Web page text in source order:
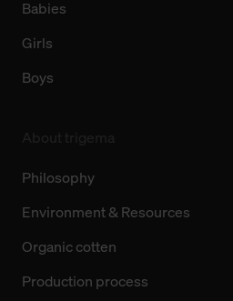
Babies
Girls
Boys
Philosophy
Environment & Resources
Organic cotten
Production process